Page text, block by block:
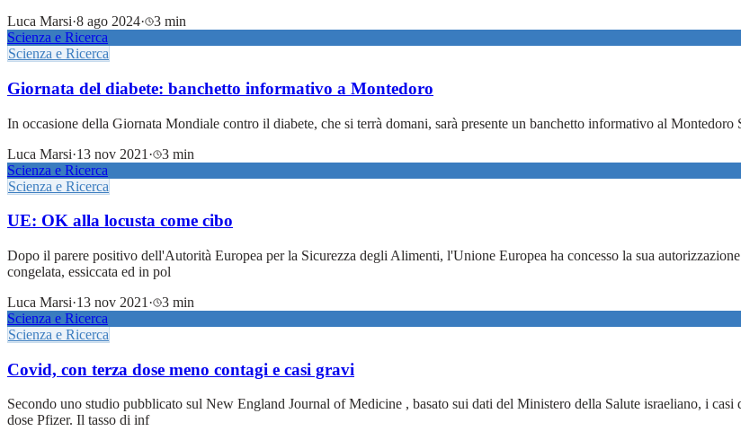
Luca Marsi·8 ago 2024·
3 min
Scienza e Ricerca
Scienza e Ricerca
Giornata del diabete: banchetto informativo a Montedoro
In occasione della Giornata Mondiale contro il diabete, che si terrà domani, sarà presente un banchetto informativo al
Luca Marsi·13 nov 2021 ·
3 min
Scienza e Ricerca
Scienza e Ricerca
UE: OK alla locusta come cibo
Dopo il parere positivo dell'Autorità Europea per la Sicurezza degli Alimenti, l'Unione Europea ha concesso la sua
congelata, essiccata ed in pol
Luca Marsi·13 nov 2021 ·
3 min
Scienza e Ricerca
Scienza e Ricerca
Covid, con terza dose meno contagi e casi gravi
Secondo uno studio pubblicato sul New England Journal of Medicine , basato sui dati del Ministero della Salute israeliano, i
dose Pfizer. Il tasso di inf